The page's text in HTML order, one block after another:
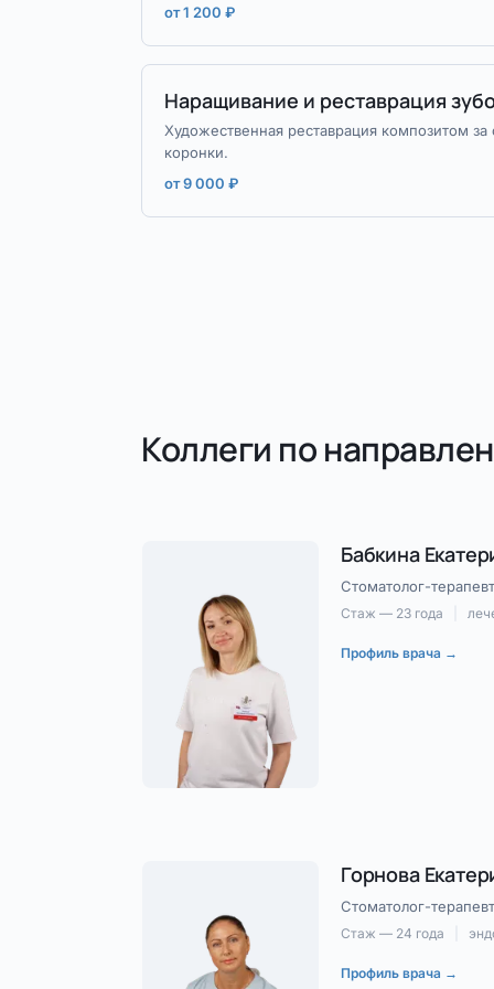
от 1 200 ₽
Наращивание и реставрация
Художественная реставрация композитом
коронки.
от 9 000 ₽
Коллеги по
Бабкина
Стоматолог-терапевт
Стаж — 23 года
Профиль врача →
Горнова
Стоматолог-терапевт
Стаж — 24 года
Профиль врача →